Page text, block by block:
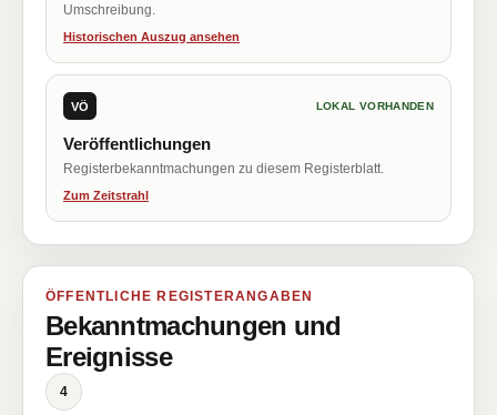
Umschreibung.
Historischen Auszug ansehen
VÖ LOKAL VORHANDEN
Veröffentlichungen
Registerbekanntmachungen zu diesem Registerblatt.
Zum Zeitstrahl
ÖFFENTLICHE REGISTERANGABEN
Bekanntmachungen und
Ereignisse
4